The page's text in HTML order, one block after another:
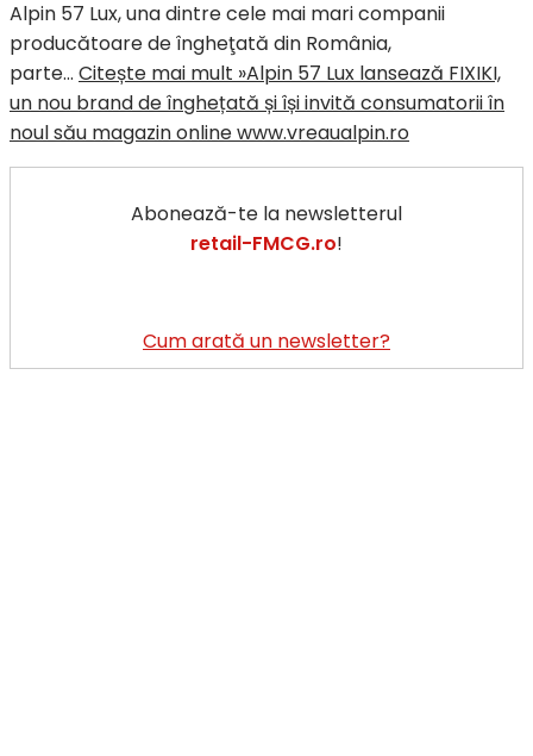
Alpin 57 Lux, una dintre cele mai mari companii
producătoare de îngheţată din România,
parte… Citește mai mult »Alpin 57 Lux lansează FIXIKI,
un nou brand de înghețată și își invită consumatorii în
noul său magazin online www.vreaualpin.ro
Abonează-te la newsletterul
retail-FMCG.ro!
Cum arată un newsletter?